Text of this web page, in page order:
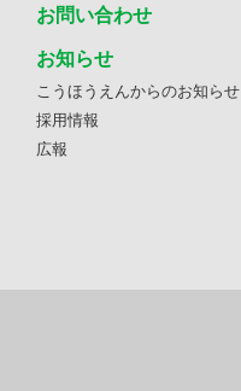
お問い合わせ
お知らせ
こうほうえんからのお知らせ
採用情報
広報